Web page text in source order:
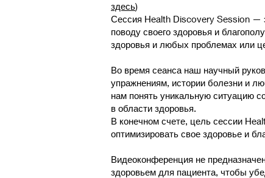
здесь)
Сессия Health Discovery Session —
поводу своего здоровья и
здоровья и любых проблемах или
Во время сеанса наш научный
упражнениям, истории болезни и
нам понять уникальную ситуацию
в области здоровья.
В конечном счете, цель сессии
оптимизировать свое здоровье и
Видеоконференция не
здоровьем для пациента, чтобы